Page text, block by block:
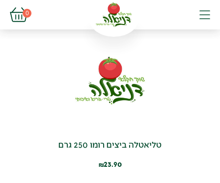
0
פתיחת
פתיחת
טליאטלה ביצים רומו 250 גרם
₪23.90